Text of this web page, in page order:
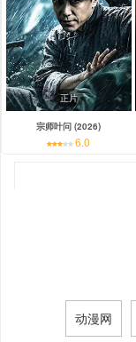
正片
宗师叶问 (2026)
6.0
动漫网